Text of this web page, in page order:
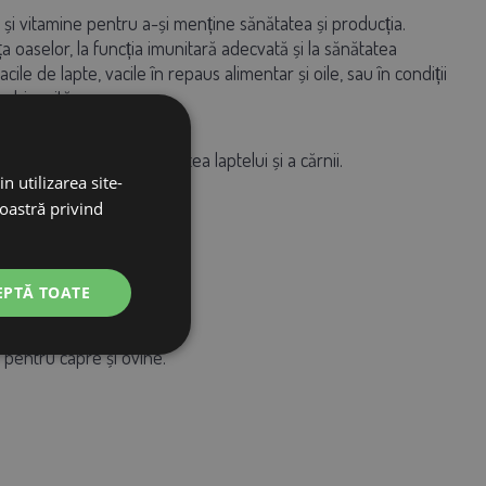
vitamine pentru a-și menține sănătatea și producția.
la funcția imunitară adecvată și la sănătatea
de lapte, vacile în repaus alimentar și oile, sau în condiții
animalelor și calitatea laptelui și a cărnii.
animalelor.
capre și ovine.
utilizarea site-
privind
TOATE